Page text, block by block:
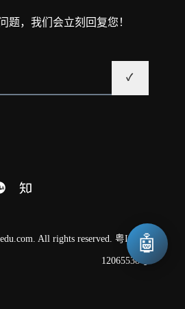
题，我们会立刻回复您！
All rights reserved. 粤ICP备
12065538号
🤖